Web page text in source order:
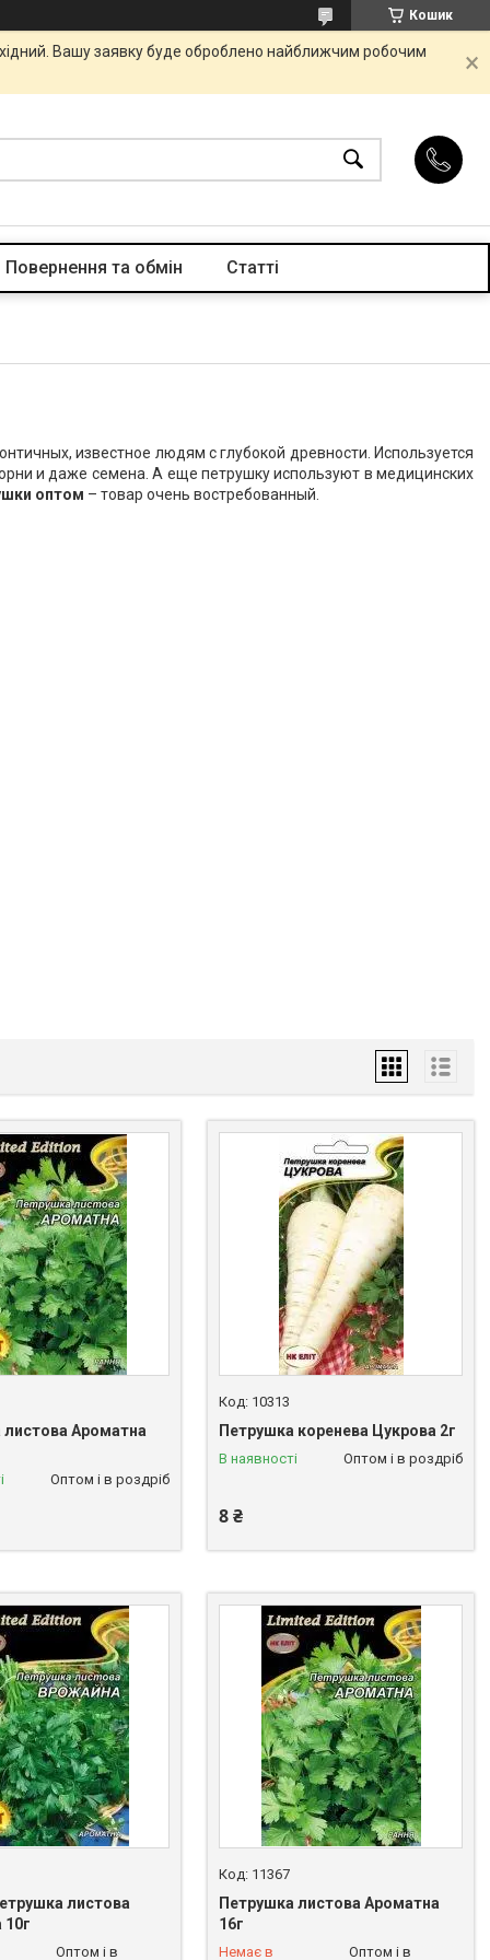
Кошик
Вашу заявку буде оброблено найближчим робочим
Повернення та обмін Статті
известное людям с глубокой древности. Используется
и даже семена. А еще петрушку используют в медицинских
оптом – товар очень востребованный.
листова Ароматна
Оптом і в роздріб
10313
Петрушка коренева Цукрова 2г
В наявності Оптом і в роздріб
8 ₴
листова
10г
Оптом і в
06-35
11367
Петрушка листова Ароматна
16г
Немає в
Оптом і в